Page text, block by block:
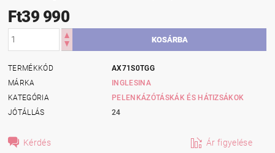
Ft39 990
TERMÉKKÓD
AX71S0TGG
MÁRKA
INGLESINA
KATEGÓRIA
PELENKÁZÓTÁSKÁK ÉS HÁTIZSÁKOK
JÓTÁLLÁS
24
Kérdés Ár figyelése